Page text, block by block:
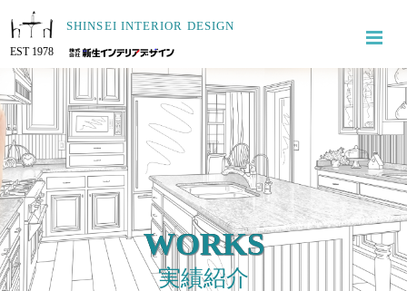
EST 1978
SHINSEI INTERIOR DESIGN
WORKS
実績紹介